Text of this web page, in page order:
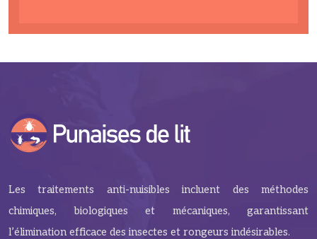
Les traitements anti-nuisibles incluent des méthodes
chimiques, biologiques et mécaniques, garantissant
l’élimination efficace des insectes et rongeurs indésirables.